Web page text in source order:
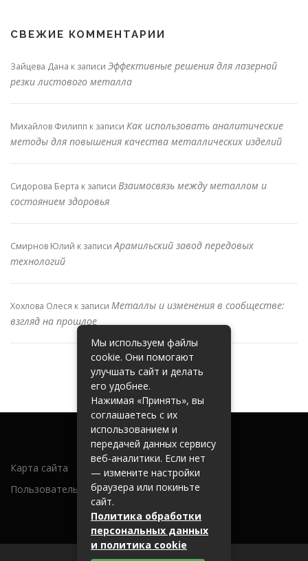
СВЕЖИЕ КОММЕНТАРИИ
Зайцева Дана к записи Эффективные решения для лазерной
резки листового металла
Михайлов Филипп к записи Как использовать аналитические
методы для повышения качества металлических изделий
Сидорова Берта к записи Взаимосвязь между металлом и
состоянием здоровья
Смирнов Юлий к записиАрамильский завод передовых
технологий
Хохлова Олеся к записи Металлы и изменения в сообществе:
взгляд на прошлое
Карта сайта
Пользовательское соглашение
Мы используем файлы
cookie. Они помогают
улучшать сайт и делать
его удобнее.
Нажимая «Принять», вы
соглашаетесь с их
использованием и
передачей данных сервису
веб-аналитики. Если нет
— измените настройки
браузера или покиньте
сайт.
Политика обработки
персональных данных
и политика cookie